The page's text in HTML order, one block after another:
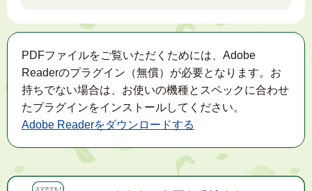
PDFファイルをご覧いただくためには、Adobe
Readerのプラグイン（無償）が必要となります。お
持ちでない場合は、お使いの機種とスペックに合わせ
たプラグインをインストールしてください。
Adobe Readerをダウンロードする